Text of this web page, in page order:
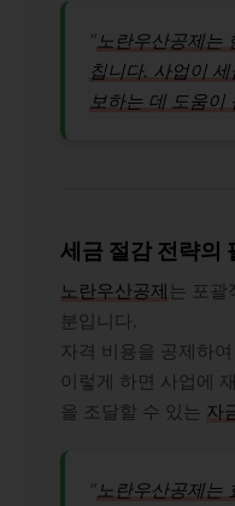
“ 노란우산공제는
칩니다. 사업이
보하는 데 도움이
세금 절감 전략의
노란우산공제는 포괄
분입니다.
자격 비용을 공제하
이렇게 하면 사업에
을 조달할 수 있는 자
“ 노란우산공제는